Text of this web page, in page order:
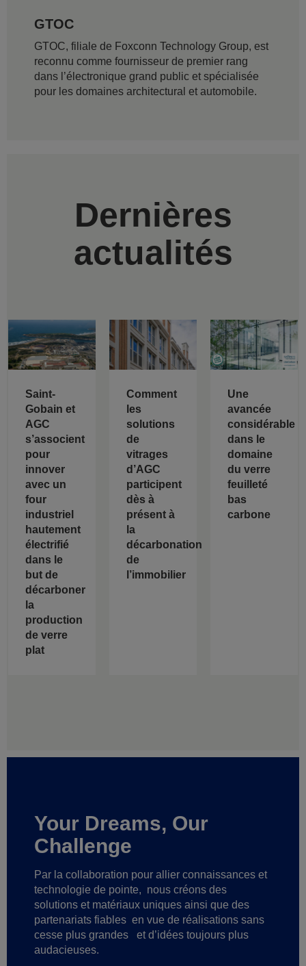
GTOC
GTOC, filiale de Foxconn Technology Group, est
reconnu comme fournisseur de premier rang
dans l’électronique grand public et spécialisée
pour les domaines architectural et automobile.
Dernières
actualités
Saint-
Gobain et
AGC
s’associent
pour
innover
avec un
four
industriel
hautement
électrifié
dans le
but de
décarboner
la
production
de verre
plat
Comment
les
solutions
de
vitrages
d’AGC
participent
dès à
présent à
la
décarbonation
de
l’immobilier
Une
avancée
considérable
dans le
domaine
du verre
feuilleté
bas
carbone
Your Dreams, Our
Challenge
Par la collaboration pour allier connaissances et
technologie de pointe, nous créons des
solutions et matériaux uniques ainsi que des
partenariats fiables en vue de réalisations sans
cesse plus grandes
et d’idées toujours plus
audacieuses.